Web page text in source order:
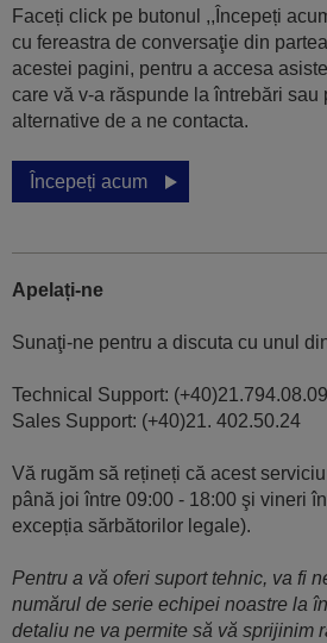
Faceți click pe butonul ,,Începeți
cu fereastra de conversaţie din
acestei pagini, pentru a accesa
care vă v-a răspunde la întrebări sau
alternative de a ne contacta.
Începeți acum
Apelați-ne
Sunaţi-ne pentru a discuta cu unul
Technical Support: (+40)21.794.08.09
Sales Support: (+40)21. 402.50.24
Vă rugăm să rețineți că acest
până joi între 09:00 - 18:00 şi vineri
excepția sărbătorilor legale).
Pentru a vă oferi suport tehnic, va fi
numărul de serie echipei noastre la
detaliu ne va permite să vă sprijinim